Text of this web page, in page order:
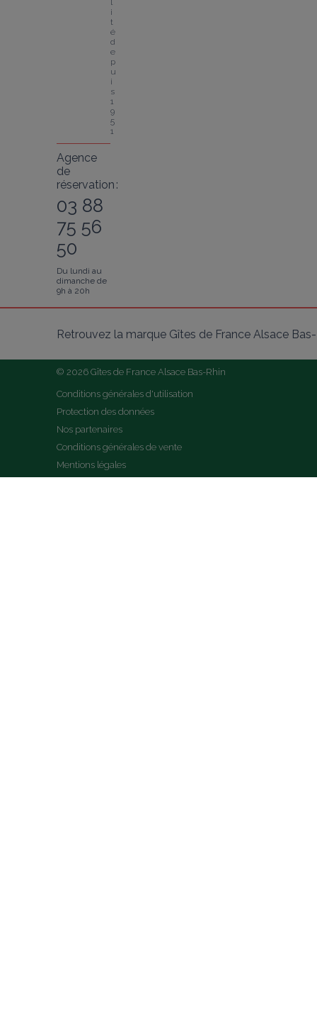
l
i
t
é
d
e
p
u
i
s
1
9
5
1
Agence
de
réservation :
03 88
75 56
50
Du lundi au
dimanche de
9h à 20h
Retrouvez la marque Gîtes de France Alsace
© 2026 Gîtes de France Alsace Bas-Rhin
Conditions générales d'utilisation
Protection des données
Nos partenaires
Conditions générales de vente
Mentions légales